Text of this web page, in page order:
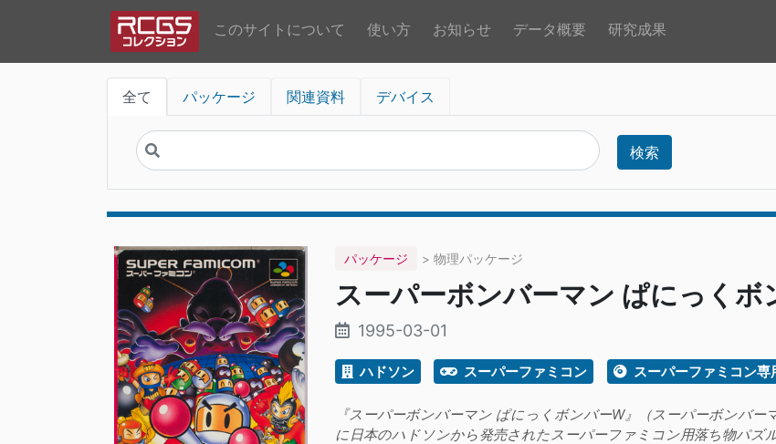
このサイトについて 使い方 お知らせ データ概要 研究成果
全て パッケージ 関連資料 デバイス
検索
パッケージ > 物理パッケージ
スーパーボンバーマン ぱにっくボ
1995-03-01
ハドソン スーパーファミコン スーパーファミコン専
『スーパーボンバーマン ぱにっくボンバーW』（スーパーボンバ
に日本のハドソンから発売されたスーパーファミコン用落ち物パ